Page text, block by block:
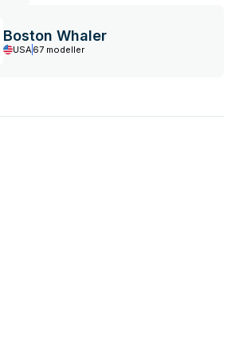
Boston Whaler
USA 67 modeller